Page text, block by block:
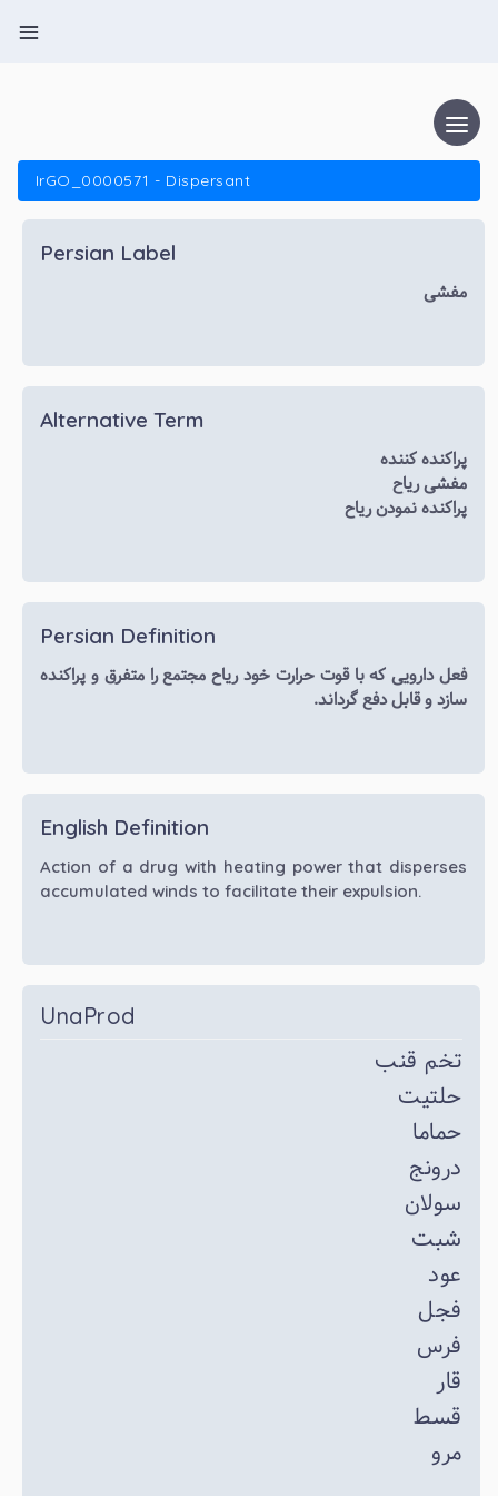
IrGO_0000571 - Dispersant
Persian Label
مفشی
Alternative Term
پراکنده کننده
مفشی ریاح
پراکنده نمودن ریاح
Persian Definition
فعل دارویی که با قوت حرارت خود ریاح مجتمع را متفرق و پراکنده
سازد و قابل دفع گرداند.
English Definition
Action of a drug with heating power that disperses
accumulated winds to facilitate their expulsion.
UnaProd
تخم قنب
حلتیت
حماما
درونج
سولان
شبت
عود
فجل
فرس
قار
قسط
مرو